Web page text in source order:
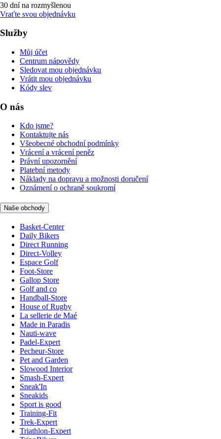
30 dní na rozmyšlenou
Vraťte svou objednávku
Služby
Můj účet
Centrum nápovědy
Sledovat mou objednávku
Vrátit mou objednávku
Kódy slev
O nás
Kdo jsme?
Kontaktujte nás
Všeobecné obchodní podmínky
Vrácení a vrácení peněz
Právní upozornění
Platební metody
Náklady na dopravu a možnosti doručení
Oznámení o ochraně soukromí
Naše obchody
Basket-Center
Daily Bikers
Direct Running
Direct-Volley
Espace Golf
Foot-Store
Gallop Store
Golf and co
Handball-Store
House of Rugby
La sellerie de Maé
Made in Paradis
Nauti-wave
Padel-Expert
Pecheur-Store
Pet and Garden
Slowood Interior
Smash-Expert
Sneak'In
Sneakids
Sport is good
Training-Fit
Trek-Expert
Triathlon-Expert